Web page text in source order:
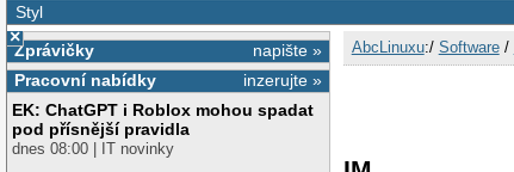
Styl
×
napište »
Zprávičky
inzerujte »
Pracovní nabídky
EK: ChatGPT i Roblox mohou spadat
pod přísnější pravidla
dnes 08:00 | IT novinky
AbcLinuxu:/ Software/